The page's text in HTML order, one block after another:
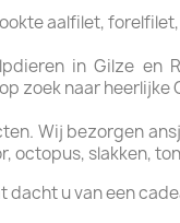
aalfilet,
in Gilze en
zoek naar heerlijke
Wij bezorgen
slakken,
dacht u van een